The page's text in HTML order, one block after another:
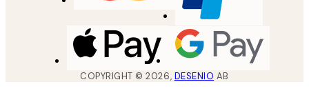
COPYRIGHT ©2026, DESENIO AB